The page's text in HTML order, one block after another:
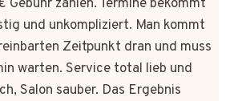
Gebühr zahlen. Termine bekommt
und unkompliziert. Man kommt
Zeitpunkt dran und muss
warten. Service total lieb und
Salon sauber. Das Ergebnis